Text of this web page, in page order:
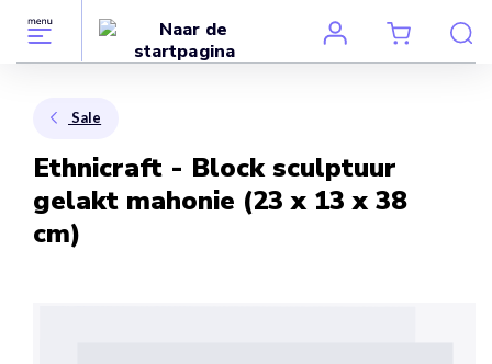
Sale
Ethnicraft - Block sculptuur
gelakt mahonie (23 x 13 x 38
cm)